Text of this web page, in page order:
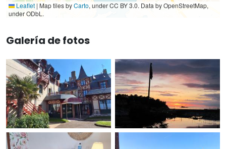
Leaflet | Map tiles byCarto, under CC BY 3.0. Data by OpenStreetMap,
under ODbL.
Galería de fotos